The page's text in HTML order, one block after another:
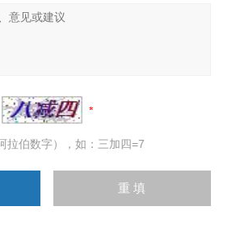
拉伯数字），如：三加四=7